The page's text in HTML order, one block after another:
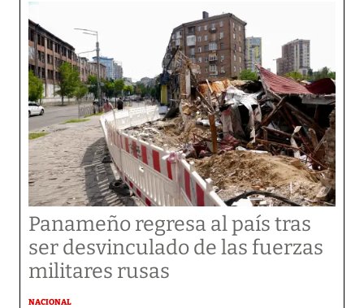
Panameño regresa al país tras
ser desvinculado de las fuerzas
militares rusas
NACIONAL